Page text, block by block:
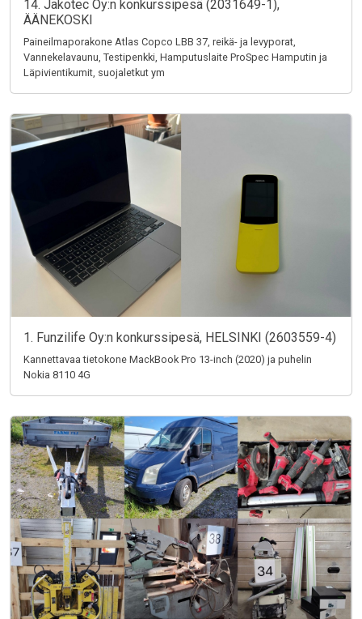
14. Jakotec Oy:n konkurssipesä (2031649-1),
ÄÄNEKOSKI
Paineilmaporakone Atlas Copco LBB 37, reikä- ja levyporat,
Vannekelavaunu, Testipenkki, Hamputuslaite ProSpec Hamputin ja
Läpivientikumit, suojaletkut ym
1. Funzilife Oy:n konkurssipesä, HELSINKI (2603559-4)
Kannettavaa tietokone MackBook Pro 13-inch (2020) ja puhelin
Nokia 8110 4G